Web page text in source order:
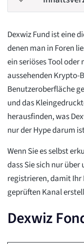
Dexwiz Fund ist eine
denen man in Foren
ein seriöses Tool
aussehenden
Benutzeroberfläche
und das
herausfinden, was
nur der Hype darum
Wenn Sie es selbst
dass Sie sich nur
registrieren, damit
geprüften Kanal
Dexwiz